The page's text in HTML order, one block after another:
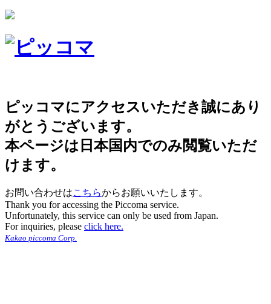
ピッコマにアクセスいただき誠にあり
がとうございます。
本ページは日本国内でのみ閲覧いただ
けます。
お問い合わせはこちらからお願いいたします。
Thank you for accessing the Piccoma service.
Unfortunately, this service can only be used from Japan.
For inquiries, please click here.
Kakao piccoma Corp.